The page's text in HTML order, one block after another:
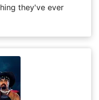
they've ever